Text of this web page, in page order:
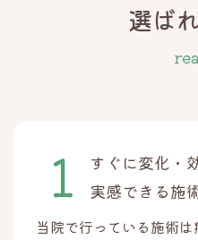
選ば
すぐに変化・
実感できる施
当院で行っている施術